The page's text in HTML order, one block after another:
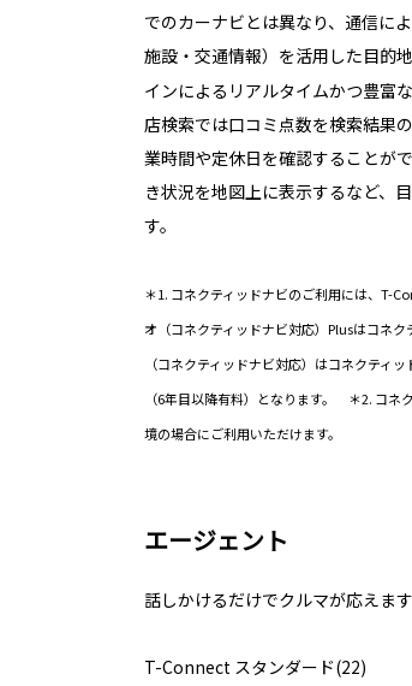
でのカーナビとは異なり、通信に
施設・交通情報）を活用した目的
インによるリアルタイムかつ豊富
店検索では口コミ点数を検索結果
業時間や定休日を確認することが
き状況を地図上に表示するなど、
す。
＊1. コネクティッドナビのご利用には、T-
オ（コネクティッドナビ対応）Plusはコネ
（コネクティッドナビ対応）はコネクティ
（6年目以降有料）となります。 ＊2. コネ
境の場合にご利用いただけます。
エージェント
話しかけるだけでクルマが応えます
T-Connect スタンダード(22)